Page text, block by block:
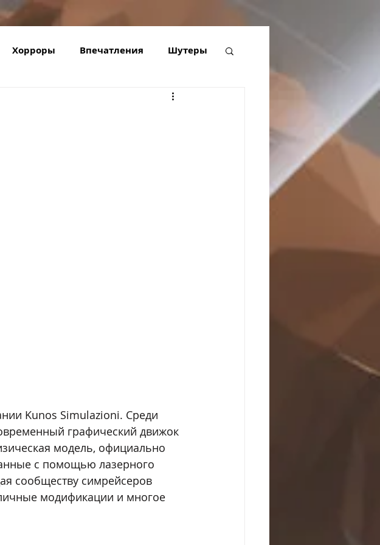
Хорроры Впечатления Шутеры
Kunos Simulazioni. Среди
графический движок
модель, официально
с помощью лазерного
сообществу симрейсеров
модификации и многое